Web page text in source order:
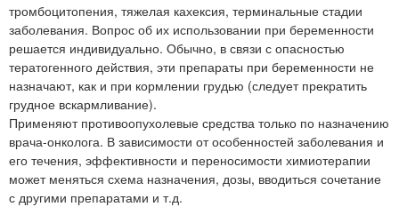
тромбоцитопения, тяжелая кахексия, терминальные стадии
заболевания. Вопрос об их использовании при беременности
решается индивидуально. Обычно, в связи с опасностью
тератогенного действия, эти препараты при беременности не
назначают, как и при кормлении грудью (следует прекратить
грудное вскармливание).
Применяют противоопухолевые средства только по назначению
врача-онколога. В зависимости от особенностей заболевания и
его течения, эффективности и переносимости химиотерапии
может меняться схема назначения, дозы, вводиться сочетание
с другими препаратами и т.д.